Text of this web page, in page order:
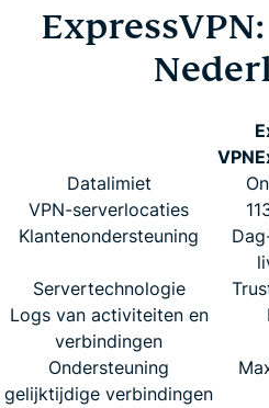
VPN
Datalimiet
VPN-serverlocaties
Klantenondersteuning
Servertechnologie
Logs van activiteiten en
verbindingen
Ondersteuning
gelijktijdige verbindingen